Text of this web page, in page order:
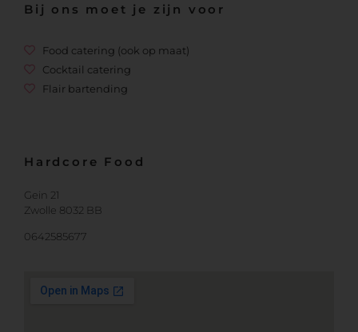
Bij ons moet je zijn voor
Food catering (ook op maat)
Cocktail catering
Flair bartending
Hardcore Food
Gein 21
Zwolle 8032 BB
0642585677